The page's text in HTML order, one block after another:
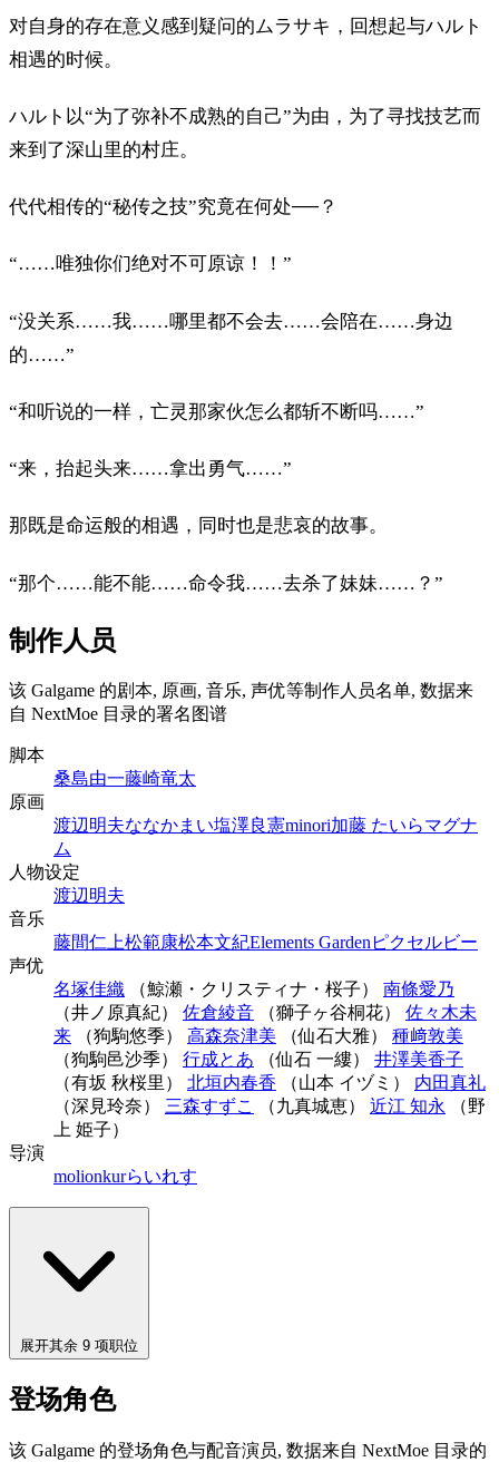
对自身的存在意义感到疑问的ムラサキ，回想起与ハルト
相遇的时候。
ハルト以“为了弥补不成熟的自己”为由，为了寻找技艺而
来到了深山里的村庄。
代代相传的“秘传之技”究竟在何处──？
“……唯独你们绝对不可原谅！！”
“没关系……我……哪里都不会去……会陪在……身边
的……”
“和听说的一样，亡灵那家伙怎么都斩不断吗……”
“来，抬起头来……拿出勇气……”
那既是命运般的相遇，同时也是悲哀的故事。
“那个……能不能……命令我……去杀了妹妹……？”
制作人员
该 Galgame 的剧本, 原画, 音乐, 声优等制作人员名单, 数据来
自 NextMoe 目录的署名图谱
脚本
桑島由一藤崎竜太
原画
渡辺明夫ななかまい塩澤良憲minori加藤 たいらマグナ
ム
人物设定
渡辺明夫
音乐
藤間仁上松範康松本文紀Elements Gardenピクセルビー
声优
名塚佳織 （鯨瀬・クリスティナ・桜子） 南條愛乃
（井ノ原真紀） 佐倉綾音 （獅子ヶ谷桐花） 佐々木未
来 （狗駒悠季） 高森奈津美 （仙石大雅） 種﨑敦美
（狗駒邑沙季） 行成とあ （仙石 一縷） 井澤美香子
（有坂 秋桜里） 北垣内春香 （山本 イヅミ） 内田真礼
（深見玲奈） 三森すずこ （九真城恵） 近江 知永 （野
上 姫子）
导演
molionkurらいれす
展开其余 9 项职位
登场角色
该 Galgame 的登场角色与配音演员, 数据来自 NextMoe 目录的